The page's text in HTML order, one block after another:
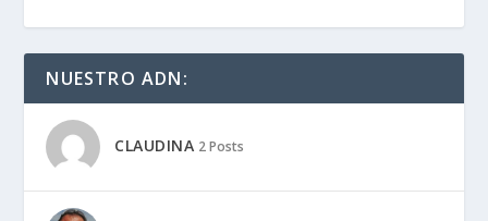
NUESTRO ADN:
CLAUDINA 2 Posts